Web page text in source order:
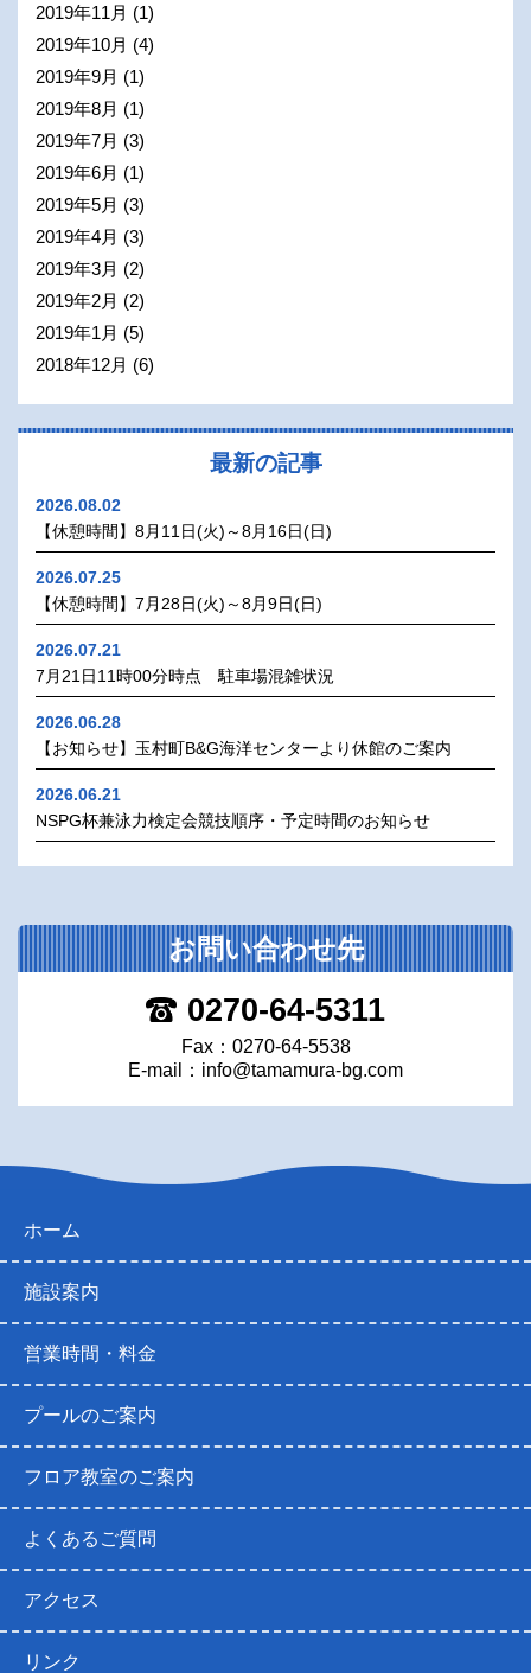
2019年11月 (1)
2019年10月 (4)
2019年9月 (1)
2019年8月 (1)
2019年7月 (3)
2019年6月 (1)
2019年5月 (3)
2019年4月 (3)
2019年3月 (2)
2019年2月 (2)
2019年1月 (5)
2018年12月 (6)
最新の記事
2026.08.02
【休憩時間】8月11日(火)～8月16日(日)
2026.07.25
【休憩時間】7月28日(火)～8月9日(日)
2026.07.21
7月21日11時00分時点 駐車場混雑状況
2026.06.28
【お知らせ】玉村町B&G海洋センターより休館のご案内
2026.06.21
NSPG杯兼泳力検定会競技順序・予定時間のお知らせ
お問い合わせ先
0270-64-5311
Fax：0270-64-5538
E-mail： info@tamamura-bg.com
ホーム
施設案内
営業時間・料金
プールのご案内
フロア教室のご案内
よくあるご質問
アクセス
リンク